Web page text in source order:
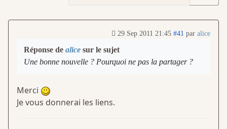
29 Sep 2011 21:45 #41 par alice
Réponse de alice sur le sujet
Une bonne nouvelle ? Pourquoi ne pas la partager ?
Merci
Je vous donnerai les liens.